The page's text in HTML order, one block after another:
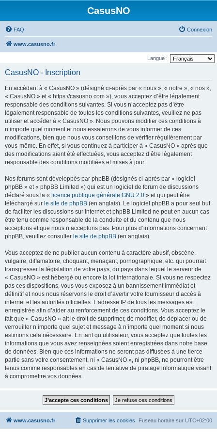
CasusNO
FAQ Connexion
www.casusno.fr
Langue :
CasusNO - Inscription
En accédant à « CasusNO » (désigné ci-après par « nous », « notre », « nos »,
« CasusNO » et « https://casusno.com »), vous acceptez d’être légalement
responsable des conditions suivantes. Si vous n’acceptez pas d’être
légalement responsable de toutes les conditions suivantes, veuillez ne pas
utiliser et accéder à « CasusNO ». Nous pouvons modifier ces conditions à
n’importe quel moment et nous essaierons de vous informer de ces
modifications, bien que nous vous conseillons de vérifier régulièrement par
vous-même. En effet, si vous continuez à participer à « CasusNO » après que
des modifications aient été effectuées, vous acceptez d’être légalement
responsable des conditions modifiées et mises à jour.
Nos forums sont développés par phpBB (désignés ci-après par « logiciel
phpBB » et « phpBB Limited ») qui est un logiciel de forum de discussions
déclaré sous la « licence publique générale GNU 2.0 » et qui peut être
téléchargé sur le site de phpBB (en anglais). Le logiciel phpBB a pour seul but
de faciliter les discussions sur internet et phpBB Limited ne peut en aucun cas
être tenu comme responsable de la conduite et du contenu que nous
acceptons et que nous n’acceptons pas. Pour plus d’informations concernant
phpBB, veuillez consulter le site de phpBB (en anglais).
Vous acceptez de ne publier aucun contenu à caractère abusif, obscène,
vulgaire, diffamatoire, choquant, menaçant, pornographique, etc. qui pourrait
transgresser la législation de votre pays, du pays dans lequel le serveur de
« CasusNO » est hébergé ou encore la loi internationale. Si vous ne respectez
pas ces dispositions, vous vous exposez à un bannissement immédiat et
définitif et nous nous réservons le droit d’avertir votre fournisseur d’accès à
internet et les autorités officielles. L’adresse IP de tous les messages est
enregistrée afin d’aider au renforcement de ces conditions. Vous acceptez le
fait que « CasusNO » ait le droit de supprimer, de modifier, de déplacer ou de
verrouiller n’importe quel sujet et message à n’importe quel moment si nous
estimons cela nécessaire. En tant qu’utilisateur, vous acceptez que toutes les
informations que vous avez renseignées soient enregistrées dans notre base
de données. Bien que ces informations ne seront pas diffusées à une tierce
partie sans votre consentement, ni « CasusNO », ni phpBB, ne pourront être
tenus comme responsables en cas de tentative de piratage informatique visant
à compromettre vos données.
www.casusno.fr Fuseau horaire sur UTC+02:00
Supprimer les cookies